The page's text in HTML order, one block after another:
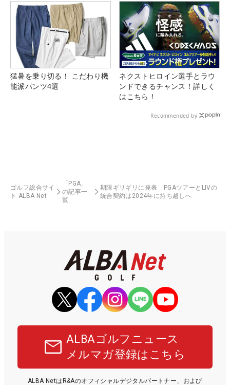
猛暑を乗り切る！ こだわり機
能派パンツ4選
ネクストヒロイン選手とラウ
ンドできるチャンス！詳しく
はこちら！
Recommended by
ゴルフ総合サイ
ト ALBA Net
「PGA」
の記事一
覧
期限ギリギリに発表 PGAツアーとLIVの
統合契約は2024年に持ち越しへ
ALBAゴルフニュース
メルマガ登録はこちら
ALBA NetはR&Aのオフィシャルデジタルパートナー、および